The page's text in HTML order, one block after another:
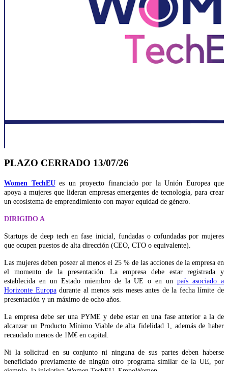
PLAZO CERRADO 13/07/26
Women TechEUes un proyecto financiado por la Unión Europea que
apoya a mujeres que lideran empresas emergentes de tecnología, para crear
un ecosistema de emprendimiento con mayor equidad de género.
DIRIGIDO A
Startups de deep tech en fase inicial, fundadas o cofundadas por mujeres
que ocupen puestos de alta dirección (CEO, CTO o equivalente).
Las mujeres deben poseer al menos el 25 % de las acciones de la empresa en
el momento de la presentación. La empresa debe estar registrada y
establecida en un Estado miembro de la UE o en unpaís asociado a
Horizonte Europadurante al menos seis meses antes de la fecha límite de
presentación y un máximo de ocho años.
La empresa debe ser una PYME y debe estar en una fase anterior a la de
alcanzar un Producto Mínimo Viable de alta fidelidad 1, además de haber
recaudado menos de 1M€ en capital.
Ni la solicitud en su conjunto ni ninguna de sus partes deben haberse
beneficiado previamente de ningún otro programa similar de la UE, por